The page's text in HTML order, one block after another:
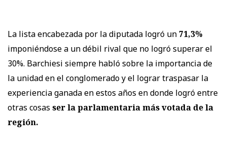
La lista encabezada por la diputada logró un 71,3%
imponiéndose a un débil rival que no logró superar el
30%. Barchiesi siempre habló sobre la importancia de
la unidad en el conglomerado y el lograr traspasar la
experiencia ganada en estos años en donde logró entre
otras cosas ser la parlamentaria más votada de la
región.